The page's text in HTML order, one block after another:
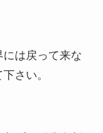
は戻って来な
さい。